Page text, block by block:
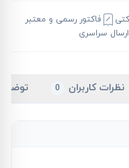
فاکتور رسمی و معتبر
ارسال سراسری
نظرات کاربران 0